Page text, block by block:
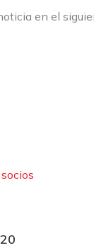
en el